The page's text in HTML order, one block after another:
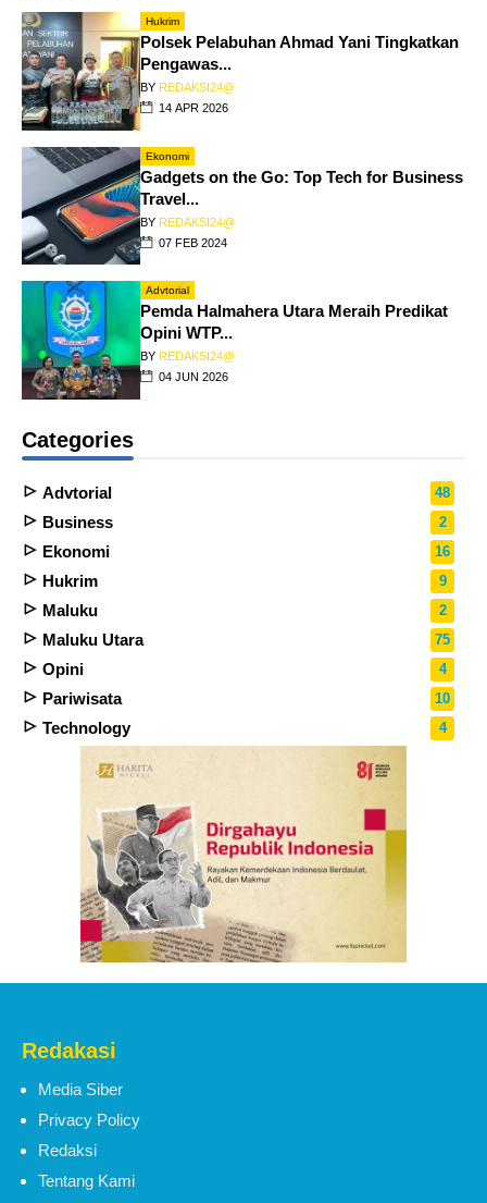
Hukrim
Polsek Pelabuhan Ahmad Yani Tingkatkan
Pengawas...
BY REDAKSI24@
14 APR 2026
Ekonomi
Gadgets on the Go: Top Tech for Business
Travel...
BY REDAKSI24@
07 FEB 2024
Advtorial
Pemda Halmahera Utara Meraih Predikat
Opini WTP...
BY REDAKSI24@
04 JUN 2026
Categories
Advtorial 48
Business 2
Ekonomi 16
Hukrim 9
Maluku 2
Maluku Utara 75
Opini 4
Pariwisata 10
Technology 4
Redakasi
Media Siber
Privacy Policy
Redaksi
Tentang Kami